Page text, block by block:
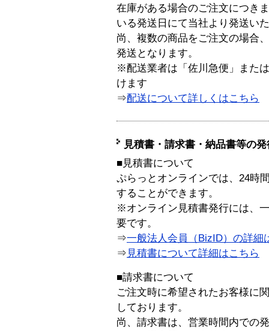
在庫がある場合のご注文につき
いる発送日にて当社より発送い
尚、複数の商品をご注文の場合
発送となります。
※配送業者は「佐川急便」また
けます
⇒配送について詳しくはこちら
見積書・請求書・納品書等の
■見積書について
ぷらっとオンラインでは、24時
することができます。
※オンライン見積書発行には、
要です。
⇒一般法人会員（BizID）の詳細
⇒ 見積書について詳細はこちら
■請求書について
ご注文時に希望されたお客様に
しております。
尚、請求書は、営業時間内での